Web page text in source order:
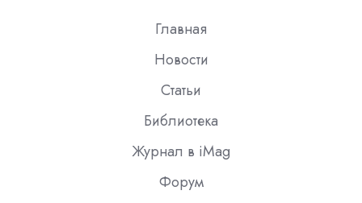
Главная
Новости
Статьи
Библиотека
Журнал в iMag
Форум